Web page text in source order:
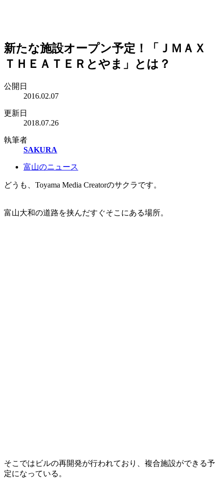
新たな施設オープン予定！「ＪＭＡＸ
ＴＨＥＡＴＥＲとやま」とは？
公開日
2016.02.07
更新日
2018.07.26
執筆者
SAKURA
富山のニュース
どうも、Toyama Media Creatorのサクラです。
富山大和の道路を挟んだすぐそこにある場所。
そこではビルの再開発が行われており、複合施設ができる予
定になっている。